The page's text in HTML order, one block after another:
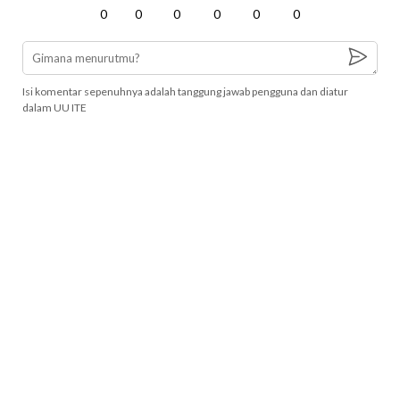
0 0 0 0 0 0
Isi komentar sepenuhnya adalah tanggung jawab pengguna dan diatur
dalam UU ITE